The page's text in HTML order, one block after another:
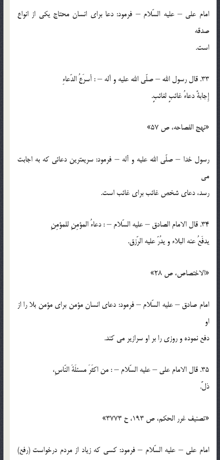
امام علي – عليه السّلام – فرمود: دعا براي انسان محتاج يكي از انواع
صدقه
است.
33. قال رسول الله – صلّي الله عليه و آله – : أسرَعُ الدّعاءِ
إِجابةً دعاءُ غائبٍ لغائبٍ.
«نهج الفصاحه، ص 57»
رسول خدا – صلّي الله عليه و آله – فرمود: سريعترين دعائي كه به اجابت
مي
رسد، دعاي شخص غائب براي غائب است.
34. قال الامام الصادق – عليه السّلام – : دعاءُ المؤمِنِ للمؤمِنِ
يدفَعُ عنه البلاء و يدُرّ عليه الرّزق.
«الاختصاص، ص 28»
امام صادق – عليه السّلام – فرمود: دعاي انسان مؤمن براي مؤمن بلا را از
او
دفع نموده و روزي را بر او سرازير مي كند.
35. قال الامام علي – عليه السّلام – : من اكثَرَ مسئلَةَ النّاسِ،
ذلَّ.
«تصنيف غرر الحكم، ص 193، ح 3773»
امام علي – عليه السّلام – فرمود: كسي كه زياد از مردم درخواست (رفع)